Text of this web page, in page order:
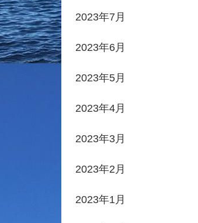
2023年7月
2023年6月
2023年5月
2023年4月
2023年3月
2023年2月
2023年1月